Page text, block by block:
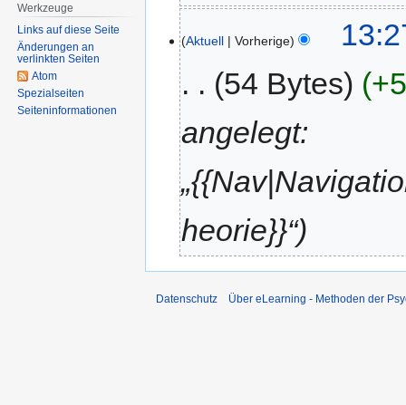
K
e
e
e
b
i
t
u
Aktuell Vorherige
54 Bytes
angelegt:
heorie}}“
Werkzeuge
Links auf diese Seite
Änderungen an
verlinkten Seiten
Atom
Spezialseiten
Seiten­informationen
Datenschutz Über eLearning - Methoden der